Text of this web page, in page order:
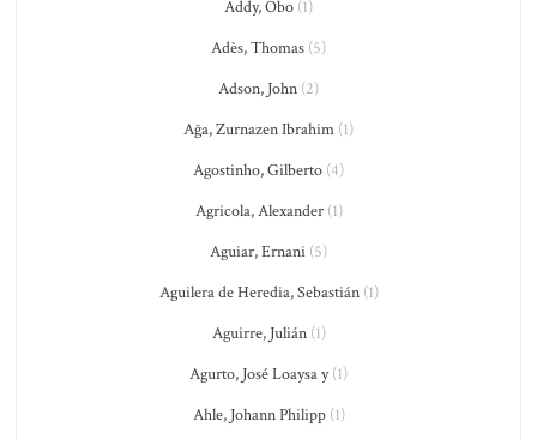
Addy, Obo (1)
Adès, Thomas (5)
Adson, John (2)
Ağa, Zurnazen Ibrahim (1)
Agostinho, Gilberto (4)
Agricola, Alexander(1)
Aguiar, Ernani (5)
Aguilera de Heredia, Sebastián(1)
Aguirre, Julián(1)
Agurto, José Loaysa y(1)
Ahle, Johann Philipp(1)